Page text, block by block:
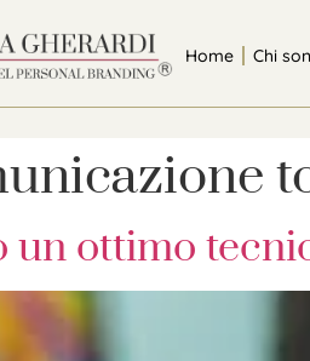
Home Chi
un ottimo